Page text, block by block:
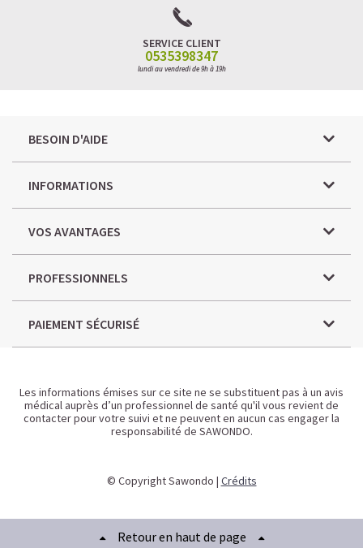
SERVICE CLIENT
0535398347
lundi au vendredi de 9h à 19h
BESOIN D'AIDE
INFORMATIONS
VOS AVANTAGES
PROFESSIONNELS
PAIEMENT SÉCURISÉ
Les informations émises sur ce site ne se substituent pas à un avis
médical auprès d’un professionnel de santé qu'il vous revient de
contacter pour votre suivi et ne peuvent en aucun cas engager la
responsabilité de SAWONDO.
© Copyright Sawondo | Crédits
Retour en haut de page